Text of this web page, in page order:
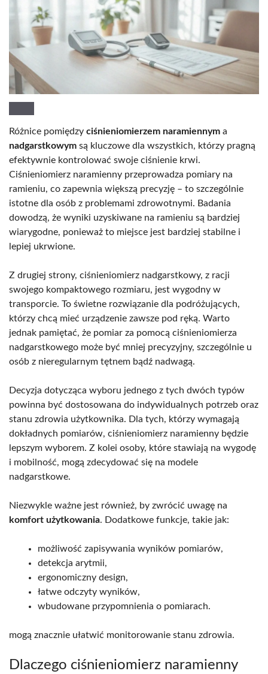
Różnice pomiędzy ciśnieniomierzem naramiennym a
nadgarstkowym są kluczowe dla wszystkich, którzy pragną
efektywnie kontrolować swoje ciśnienie krwi.
Ciśnieniomierz naramienny przeprowadza pomiary na
ramieniu, co zapewnia większą precyzję – to szczególnie
istotne dla osób z problemami zdrowotnymi. Badania
dowodzą, że wyniki uzyskiwane na ramieniu są bardziej
wiarygodne, ponieważ to miejsce jest bardziej stabilne i
lepiej ukrwione.
Z drugiej strony, ciśnieniomierz nadgarstkowy, z racji
swojego kompaktowego rozmiaru, jest wygodny w
transporcie. To świetne rozwiązanie dla podróżujących,
którzy chcą mieć urządzenie zawsze pod ręką. Warto
jednak pamiętać, że pomiar za pomocą ciśnieniomierza
nadgarstkowego może być mniej precyzyjny, szczególnie u
osób z nieregularnym tętnem bądź nadwagą.
Decyzja dotycząca wyboru jednego z tych dwóch typów
powinna być dostosowana do indywidualnych potrzeb oraz
stanu zdrowia użytkownika. Dla tych, którzy wymagają
dokładnych pomiarów, ciśnieniomierz naramienny będzie
lepszym wyborem. Z kolei osoby, które stawiają na wygodę
i mobilność, mogą zdecydować się na modele
nadgarstkowe.
Niezwykle ważne jest również, by zwrócić uwagę na
komfort użytkowania. Dodatkowe funkcje, takie jak:
możliwość zapisywania wyników pomiarów,
detekcja arytmii,
ergonomiczny design,
łatwe odczyty wyników,
wbudowane przypomnienia o pomiarach.
mogą znacznie ułatwić monitorowanie stanu zdrowia.
Dlaczego ciśnieniomierz naramienny